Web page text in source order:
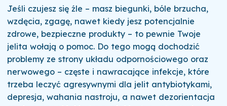
Jeśli czujesz się źle – masz biegunki, bóle brzucha,
wzdęcia, zgagę, nawet kiedy jesz potencjalnie
zdrowe, bezpieczne produkty – to pewnie Twoje
jelita wołają o pomoc. Do tego mogą dochodzić
problemy ze strony układu odpornościowego oraz
nerwowego – częste i nawracające infekcje, które
trzeba leczyć agresywnymi dla jelit antybiotykami,
depresja, wahania nastroju, a nawet dezorientacja